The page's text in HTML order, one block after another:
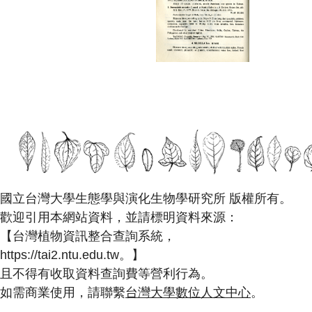
國立台灣大學生態學與演化生物學研究所 版權所有。
歡迎引用本網站資料，並請標明資料來源：
【台灣植物資訊整合查詢系統，
https://tai2.ntu.edu.tw。】
且不得有收取資料查詢費等營利行為。
如需商業使用，請聯繫台灣大學數位人文中心。